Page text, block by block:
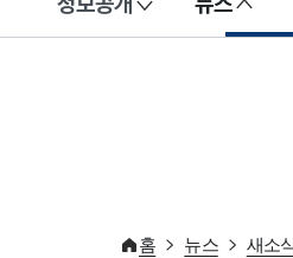
이 누리집은 대한민국 공식 전자정
홈 뉴스 새소